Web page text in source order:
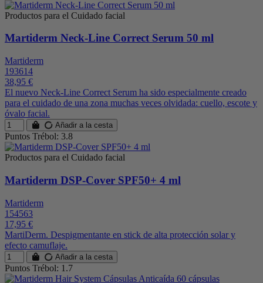
Productos para el Cuidado facial
Martiderm Neck-Line Correct Serum 50 ml
Martiderm
193614
38,95 €
El nuevo Neck-Line Correct Serum ha sido especialmente creado
para el cuidado de una zona muchas veces olvidada: cuello, escote y
óvalo facial.
Añadir a la cesta
Puntos Trébol: 3.8
Productos para el Cuidado facial
Martiderm DSP-Cover SPF50+ 4 ml
Martiderm
154563
17,95 €
MartiDerm. Despigmentante en stick de alta protección solar y
efecto camuflaje.
Añadir a la cesta
Puntos Trébol: 1.7